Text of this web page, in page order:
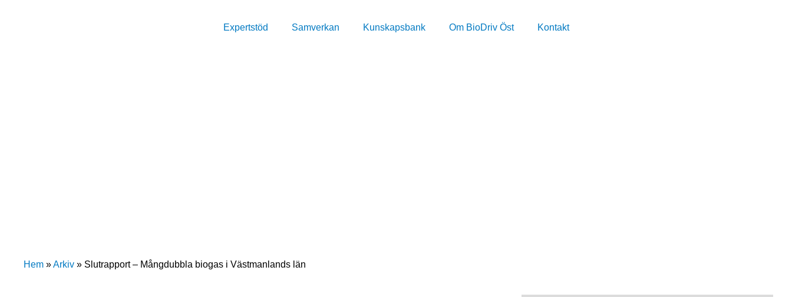
Expertstöd Samverkan Kunskapsbank Om BioDriv Öst Kontakt
Hem »Arkiv » Slutrapport – Mångdubbla biogas i Västmanlands län